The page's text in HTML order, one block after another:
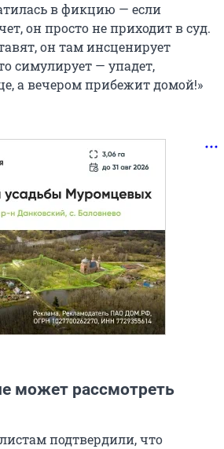
в фикцию — если
он просто не приходит в суд.
он там инсценирует
симулирует — упадет,
а вечером прибежит домой!»
может рассмотреть
подтвердили, что